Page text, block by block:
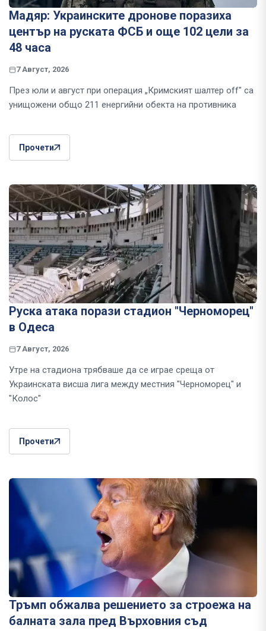
Мадяр: Украинските дронове поразиха
център на руската ФСБ и още 102 цели за
48 часа
7 Август, 2026
През юли и август при операция „Кримският шалтер off" са
унищожени общо 211 енергийни обекта на противника
Прочети
Руска атака порази стадион "Черноморец"
в Одеса
7 Август, 2026
Утре на стадиона трябваше да се играе среща от
Украинската висша лига между местния "Черноморец" и
"Колос"
Прочети
Тръмп обжалва решението за строежа на
балната зала пред Върховния съд